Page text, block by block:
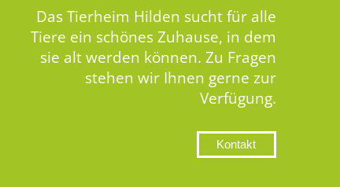
Das Tierheim Hilden sucht für alle
Tiere ein schönes Zuhause, in dem
sie alt werden können. Zu Fragen
stehen wir Ihnen gerne zur
Verfügung.
Kontakt